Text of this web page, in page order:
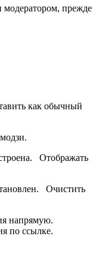
модератором, прежде
как обычный
Отображать
Очистить
напрямую.
по ссылке.